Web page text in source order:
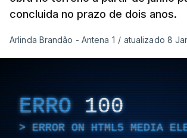
concluida no prazo de dois anos.
Arlinda Brandão - Antena 1 / atualizado 8
ERRO 100
ERROR ON HTML5 MEDIA